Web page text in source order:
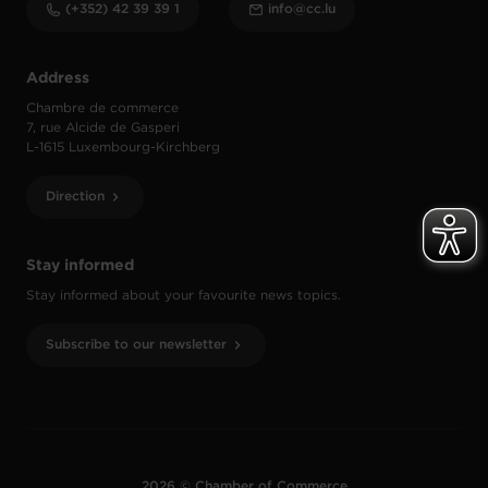
Stay informed
Stay informed about your favourite news topics.
Subscribe to our newsletter
Address
Chambre de commerce
7, rue Alcide de Gasperi
L-1615 Luxembourg-Kirchberg
Direction
(+352) 42 39 39 1 info@cc.lu